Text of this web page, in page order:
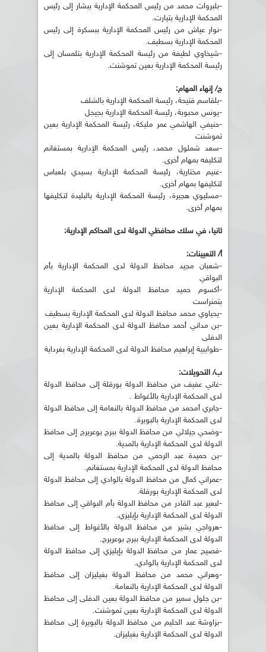
-بلبروات محمد من رئيس المحكمة الإدارية ببشار إلى رئيس
المحكمة الإدارية بتيارت.
-نوار عياش من رئيس المحكمة الإدارية ببسكرة إلى رئيس
المحكمة الإدارية بسطيف.
-شيخاوي لطيفة من رئيسة المحكمة الإدارية بتلمسان إلى
رئيسة المحكمة الإدارية بعين تموشنت.
ج/ إنهاء المهام:
-بلقاسم فتيحة، رئيسة المحكمة الإدارية بالشلف
-يونس محبوبة، رئيسة المحكمة الإدارية بجيجل
-حنيفي الهاشمي عمر مليكة، رئيسة المحكمة الإدارية بعين
تموشنت
-سعد شملول محمد، رئيس المحكمة الإدارية بمستغانم
لتكليفه بمهام أخرى.
-غنيم مختارية، رئيسة المحكمة الإدارية بسيدي بلعباس
لتكليفها بمهام أخرى.
-مسليوي هجيرة، رئيسة المحكمة الإدارية بالبليدة لتكليفها
بمهام أخرى.
ثانيا، في سلك محافظي الدولة لدى المحاكم الإدارية:
أ/ التعيينات:
-شعبان مجيد محافظ الدولة لدى المحكمة الإدارية بأم
البواقي
-أكسوم حميد محافظ الدولة لدى المحكمة الإدارية
بتمنراست
-يحياوي محمد محافظ الدولة لدى المحكمة الإدارية بسطيف
-بن مداني أحمد محافظ الدولة لدى المحكمة الإدارية بعين
الدفلى
-طوايبية إبراهيم محافظ الدولة لدى المحكمة الإدارية بغرداية
ب/ التحويلات:
-غاني عفيف من محافظ الدولة بورقلة إلى محافظ الدولة
لدى المحكمة الإدارية بالأغواط .
-جابري أمحمد من محافظ الدولة بالنعامة إلى محافظ الدولة
لدى المحكمة الإدارية بالبويرة.
-وضحي جيلالي من محافظ الدولة ببرج بوعريرج إلى محافظ
الدولة لدى المحكمة الإدارية بالمدية.
-بن حميدة عبد الرحمي من محافظ الدولة بالمدية إلى
محافظ الدولة لدى المحكمة الإدارية بمستغانم.
-عمراني كمال من محافظ الدولة بالوادي إلى محافظ الدولة
لدى المحكمة الإدارية بورقلة.
-لبعير عبد القادر من محافظ الدولة بأم البواقي إلى محافظ
الدولة لدى المحكمة الإدارية بإيليزي.
-هرواجي بشير من محافظ الدولة بالأغواط إلى محافظ
الدولة لدى المحكمة الإدارية ببرج بوعريرج.
-فصيح عمار من محافظ الدولة بإيليزي إلى محافظ الدولة
لدى المحكمة الإدارية بالوادي.
-وهراني محمد من محافظ الدولة بغيليزان إلى محافظ
الدولة لدى المحكمة الإدارية بالنعامة.
-بن جلول سمير من محافظ الدولة بعين الدفلى إلى محافظ
الدولة لدى المحكمة الإدارية بعين تموشنت.
-بزاوشة عبد الحليم من محافظ الدولة بالبويرة إلى محافظ
الدولة لدى المحكمة الإدارية بغيليزان.